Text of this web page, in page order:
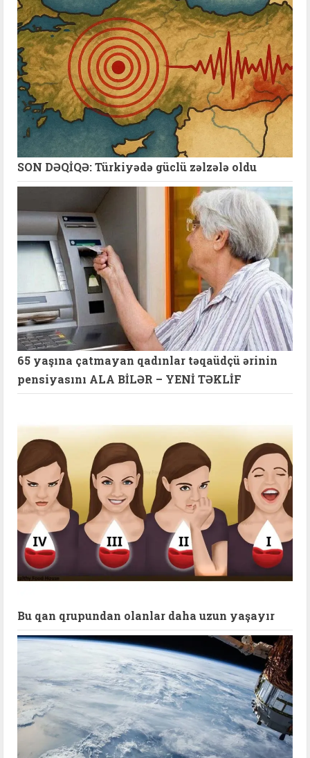
SON DƏQİQƏ: Türkiyədə güclü zəlzələ oldu
65 yaşına çatmayan qadınlar təqaüdçü ərinin
pensiyasını ALA BİLƏR – YENİ TƏKLİF
Bu qan qrupundan olanlar daha uzun yaşayır